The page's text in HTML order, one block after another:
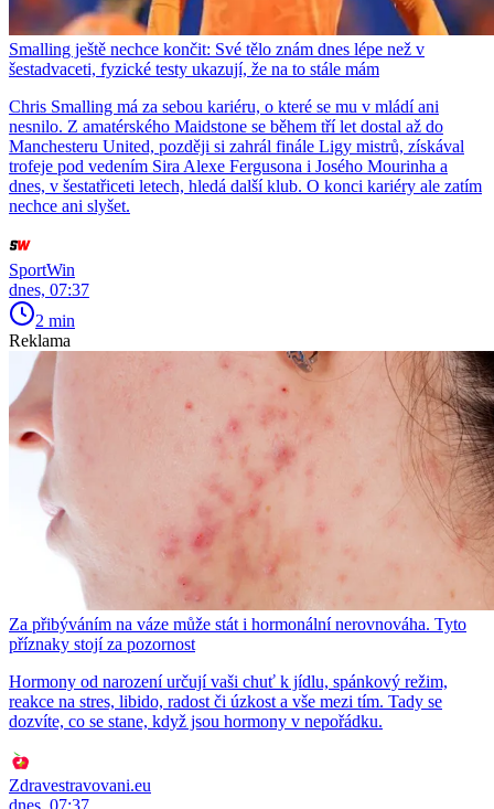
Smalling ještě nechce končit: Své tělo znám dnes lépe než v
šestadvaceti, fyzické testy ukazují, že na to stále mám
Chris Smalling má za sebou kariéru, o které se mu v mládí ani
nesnilo. Z amatérského Maidstone se během tří let dostal až do
Manchesteru United, později si zahrál finále Ligy mistrů, získával
trofeje pod vedením Sira Alexe Fergusona i Josého Mourinha a
dnes, v šestatřiceti letech, hledá další klub. O konci kariéry ale zatím
nechce ani slyšet.
SportWin
dnes, 07:37
2 min
Reklama
Za přibýváním na váze může stát i hormonální nerovnováha. Tyto
příznaky stojí za pozornost
Hormony od narození určují vaši chuť k jídlu, spánkový režim,
reakce na stres, libido, radost či úzkost a vše mezi tím. Tady se
dozvíte, co se stane, když jsou hormony v nepořádku.
Zdravestravovani.eu
dnes, 07:37